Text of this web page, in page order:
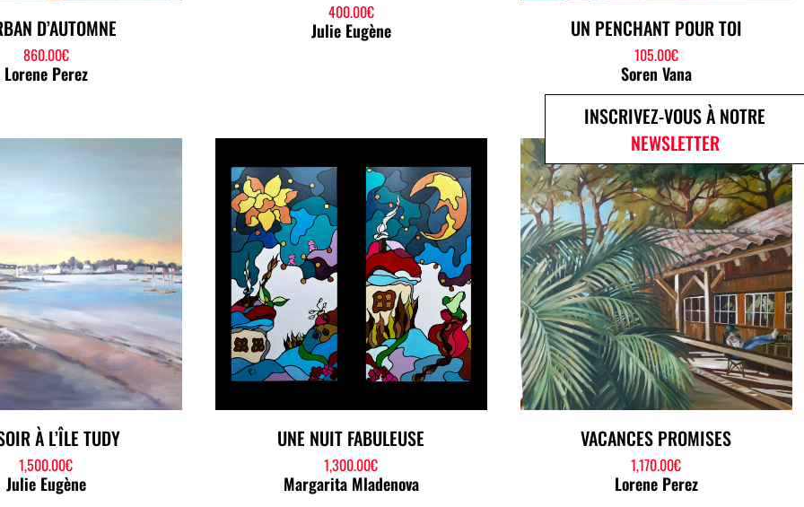
D’AUTOMNE
860.00€
Lorene Perez
400.00€
Julie Eugène UN PENCHANT POUR TOI
105.00€
Soren Vana
À L’ÎLE TUDY
1,500.00€
Julie Eugène
UNE NUIT FABULEUSE
1,300.00€
Margarita Mladenova
VACANCES PROMISES
1,170.00€
Lorene Perez
INSCRIVEZ-VOUS À NOTRE
NEWSLETTER